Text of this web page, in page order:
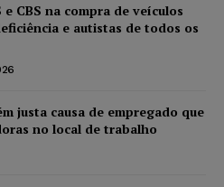
CBS na compra de veículos
e autistas de todos os
justa causa de empregado que
no local de trabalho